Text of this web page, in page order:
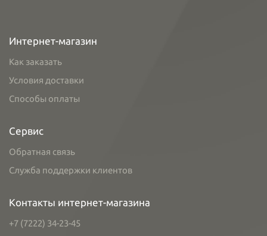
Интернет-магазин
Как заказать
Условия доставки
Способы оплаты
Сервис
Обратная связь
Служба поддержки клиентов
Контакты интернет-магазина
+7 (7222) 34-23-45